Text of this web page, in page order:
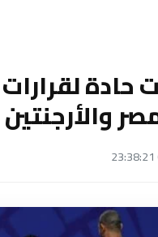
حادة
والأرجنتين